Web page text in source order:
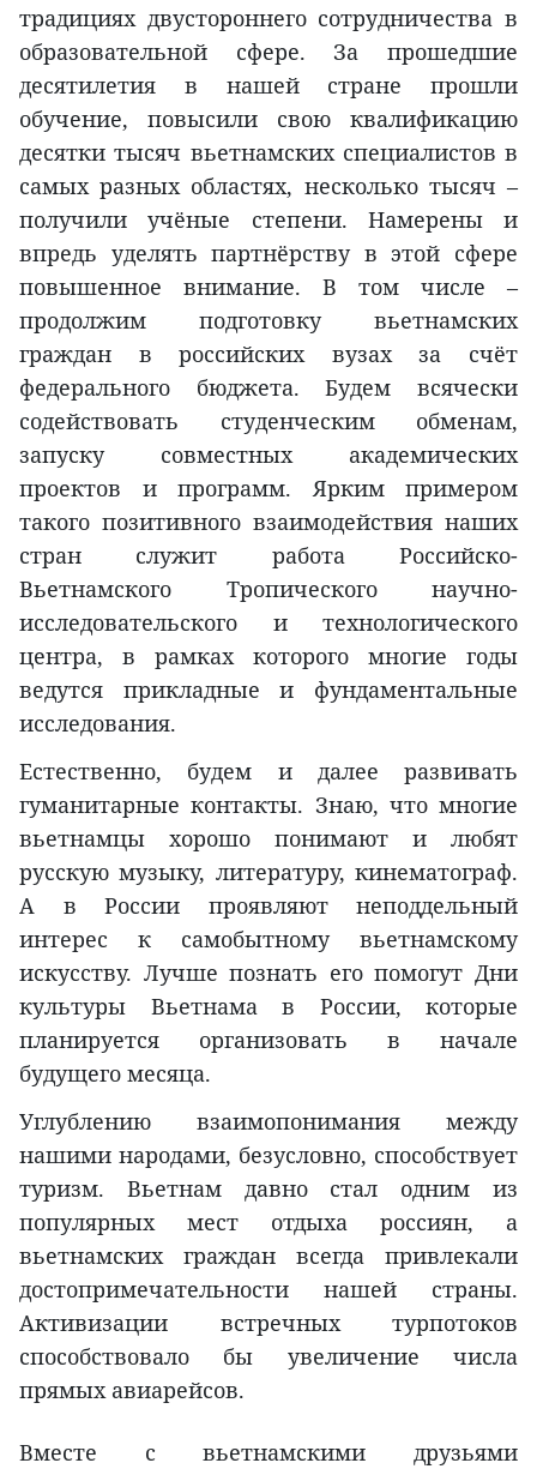
традициях двустороннего сотрудничества в
образовательной сфере. За прошедшие
десятилетия в нашей стране прошли
обучение, повысили свою квалификацию
десятки тысяч вьетнамских специалистов в
самых разных областях, несколько тысяч –
получили учёные степени. Намерены и
впредь уделять партнёрству в этой сфере
повышенное внимание. В том числе –
продолжим подготовку вьетнамских
граждан в российских вузах за счёт
федерального бюджета. Будем всячески
содействовать студенческим обменам,
запуску совместных академических
проектов и программ. Ярким примером
такого позитивного взаимодействия наших
стран служит работа Российско-
Вьетнамского Тропического научно-
исследовательского и технологического
центра, в рамках которого многие годы
ведутся прикладные и фундаментальные
исследования.
Естественно, будем и далее развивать
гуманитарные контакты. Знаю, что многие
вьетнамцы хорошо понимают и любят
русскую музыку, литературу, кинематограф.
А в России проявляют неподдельный
интерес к самобытному вьетнамскому
искусству. Лучше познать его помогут Дни
культуры Вьетнама в России, которые
планируется организовать в начале
будущего месяца.
Углублению взаимопонимания между
нашими народами, безусловно, способствует
туризм. Вьетнам давно стал одним из
популярных мест отдыха россиян, а
вьетнамских граждан всегда привлекали
достопримечательности нашей страны.
Активизации встречных турпотоков
способствовало бы увеличение числа
прямых авиарейсов.
Вместе с вьетнамскими друзьями